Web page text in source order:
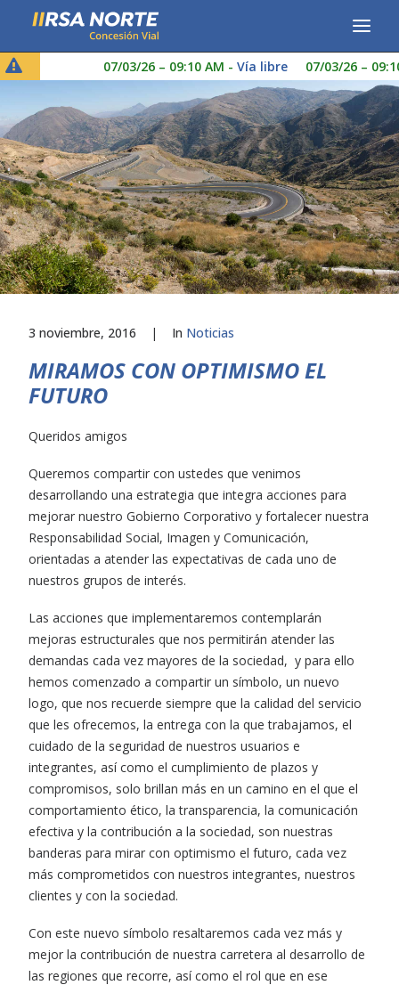
SERVICIOS
RESPONSABILIDAD SOCIAL
PUBLICACIONES
LINEA DE ÉTICA
07/03/26 – 09:10 AM- Vía libre 07/03/26 – 09:10
3 noviembre, 2016 | In Noticias
MIRAMOS CON OPTIMISMO EL
FUTURO
Queridos amigos
Queremos compartir con ustedes que venimos
desarrollando una estrategia que integra acciones para
mejorar nuestro Gobierno Corporativo y fortalecer nuestra
Responsabilidad Social, Imagen y Comunicación,
orientadas a atender las expectativas de cada uno de
nuestros grupos de interés.
Las acciones que implementaremos contemplarán
mejoras estructurales que nos permitirán atender las
demandas cada vez mayores de la sociedad, y para ello
hemos comenzado a compartir un símbolo, un nuevo
logo, que nos recuerde siempre que la calidad del servicio
que les ofrecemos, la entrega con la que trabajamos, el
cuidado de la seguridad de nuestros usuarios e
integrantes, así como el cumplimiento de plazos y
compromisos, solo brillan más en un camino en el que el
comportamiento ético, la transparencia, la comunicación
efectiva y la contribución a la sociedad, son nuestras
banderas para mirar con optimismo el futuro, cada vez
más comprometidos con nuestros integrantes, nuestros
clientes y con la sociedad.
Con este nuevo símbolo resaltaremos cada vez más y
mejor la contribución de nuestra carretera al desarrollo de
las regiones que recorre, así como el rol que en ese